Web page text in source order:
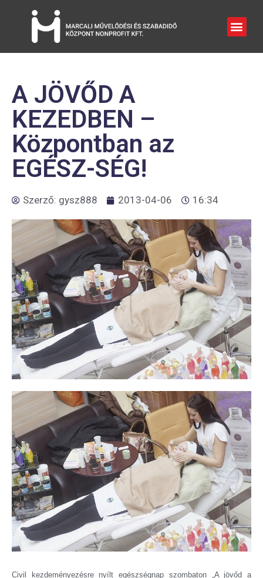
A JÖVŐD A
KEZEDBEN –
Központban az
EGÉSZ-SÉG!
Szerző: gysz888 2013-04-06 16:34
Civil kezdeményezésre nyílt egészségnap szombaton „A jövőd a